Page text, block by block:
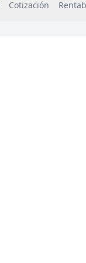
Cotización